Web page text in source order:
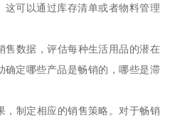
这可以通过库存清单或者物料管理
售数据，评估每种生活用品的潜在
确定哪些产品是畅销的，哪些是滞
，制定相应的销售策略。对于畅销